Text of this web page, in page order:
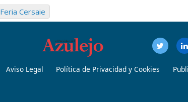
Feria Cersaie
Aviso Legal Política de Privacidad y Cookies